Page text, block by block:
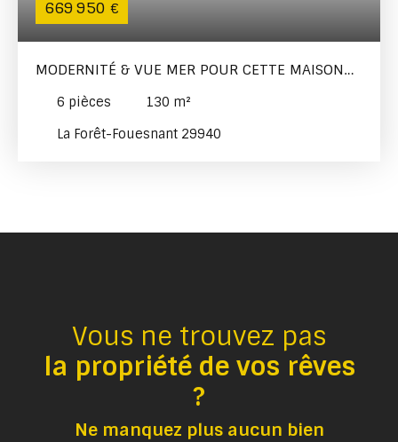
669 950 €
MODERNITÉ & VUE MER POUR CETTE MAISON
6 pièces 130 m²
La Forêt-Fouesnant 29940
Vous ne trouvez pas
la propriété de vos rêves
?
Ne manquez plus aucun bien